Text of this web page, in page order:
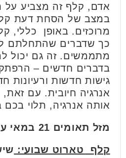
אדם, קלף זה מצביע
במצב של הסחת דעת
מרוכזים. באופן כללי,
כך שדברים שהתחלתם
מתממשים. זה גם יכול
בדברים חדשים –
גישות חדשות ורעיונות
אנרגיה חיובית. עם
אותה אנרגיה, תלוי בכם
מזל תאומים 21 במאי עד 21 ביוני
קלף טארוט שבועי: